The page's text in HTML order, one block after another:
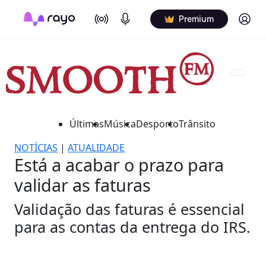
On Air Podcasts Premium Log in
ÚltimasMúsicaDesportoTrânsito
NOTÍCIAS | ATUALIDADE
Está a acabar o prazo para
validar as faturas
Validação das faturas é essencial
para as contas da entrega do IRS.